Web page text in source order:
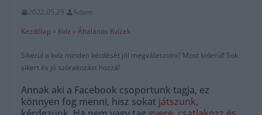
2022.05.29.
Adam
Kezdőlap » Kvíz » Általános Kvízek
Sikerül a kvíz minden kérdését jól megválaszolni? Most kiderül! Sok
sikert és jó szórakozást hozzá!
Annak aki a Facebook csoportunk tagja, ez
könnyen fog menni, hisz sokat játszunk,